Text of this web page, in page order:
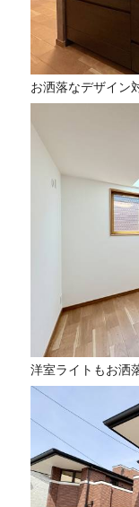
お洒落なデザイン
洋室ライトもお洒